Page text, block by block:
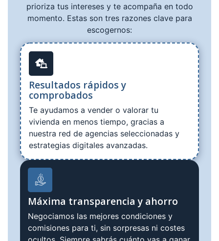
prioriza tus intereses y te acompaña en todo
momento. Estas son tres razones clave para
escogernos:
Resultados rápidos y
comprobados
Te ayudamos a vender o valorar tu
vivienda en menos tiempo, gracias a
nuestra red de agencias seleccionadas y
estrategias digitales avanzadas.
Máxima transparencia y ahorro
Negociamos las mejores condiciones y
comisiones para ti, sin sorpresas ni costes